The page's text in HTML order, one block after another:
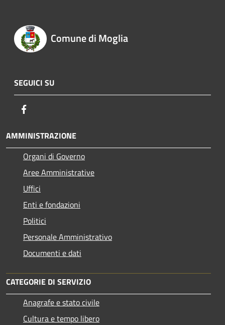
Comune di Moglia
SEGUICI SU
AMMINISTRAZIONE
Organi di Governo
Aree Amministrative
Uffici
Enti e fondazioni
Politici
Personale Amministrativo
Documenti e dati
CATEGORIE DI SERVIZIO
Anagrafe e stato civile
Cultura e tempo libero